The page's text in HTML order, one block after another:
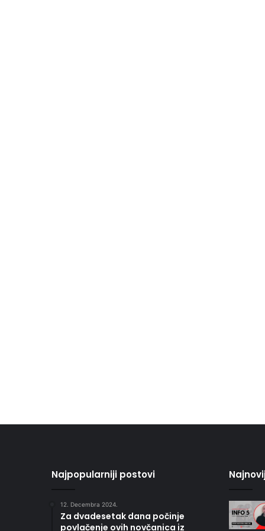
Najpopularniji postovi
12. Decembra 2024.
Za dvadesetak dana počinje
povlačenje ovih novčanica iz